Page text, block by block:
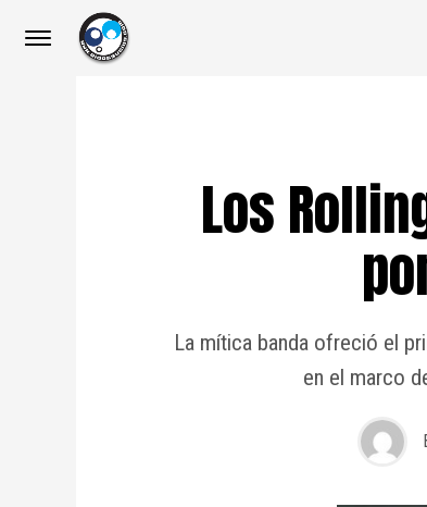
Los
La mítica banda ofreció el
en el marco